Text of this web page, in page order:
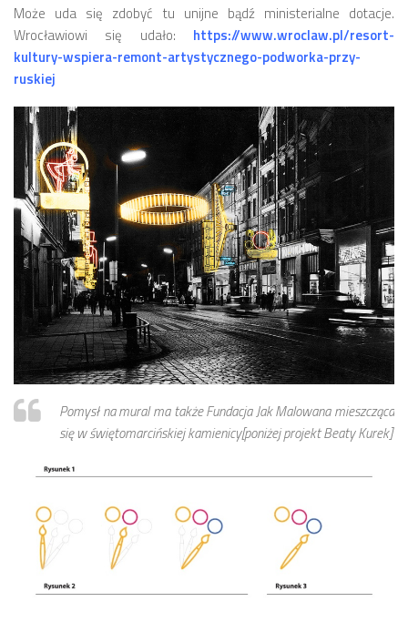
Może uda się zdobyć tu unijne bądź ministerialne dotacje.
Wrocławiowi się udało: https://www.wroclaw.pl/resort-
kultury-wspiera-remont-artystycznego-podworka-przy-
ruskiej
Pomysł na mural ma także Fundacja Jak Malowana mieszcząca
się w świętomarcińskiej kamienicy[poniżej projekt Beaty Kurek]